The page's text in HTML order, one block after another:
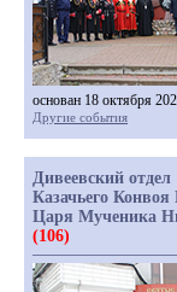
основан 18 октября
Другие события
Дивеевский отдел
Казачьего
Царя Мученика
(106)